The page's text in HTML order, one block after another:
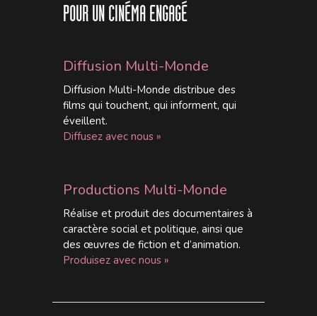
POUR UN CINÉMA ENGAGÉ
Diffusion Multi-Monde
Diffusion Multi-Monde distribue des
films qui touchent, qui informent, qui
éveillent.
Diffusez avec nous »
Productions Multi-Monde
Réalise et produit des documentaires à
caractère social et politique, ainsi que
des œuvres de fiction et d’animation.
Produisez avec nous »